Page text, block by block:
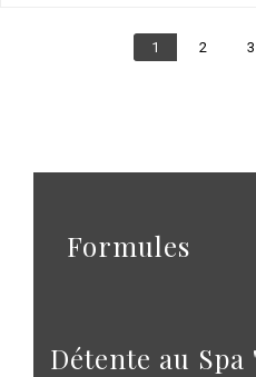
Page
1 Page
2 3
Formules
Détente au Spa